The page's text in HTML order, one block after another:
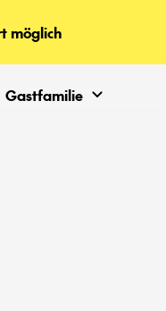
möglich
Gastfamilie